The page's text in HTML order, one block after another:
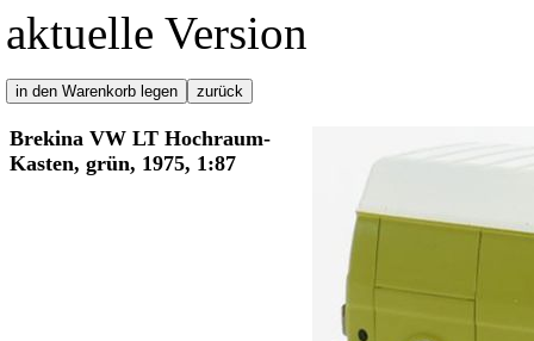
aktuelle Version
Brekina VW LT Hochraum-
Kasten, grün, 1975, 1:87